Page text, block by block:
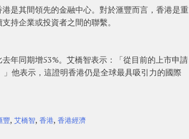
是其間領先的金融中心。對於滙豐而言，香港是重
持企業或投資者之間的聯繫。
年同期增53%。艾橋智表示：「從目前的上市申請
他表示，這證明香港仍是全球最具吸引力的國際
豐,艾橋智,香港,香港經濟